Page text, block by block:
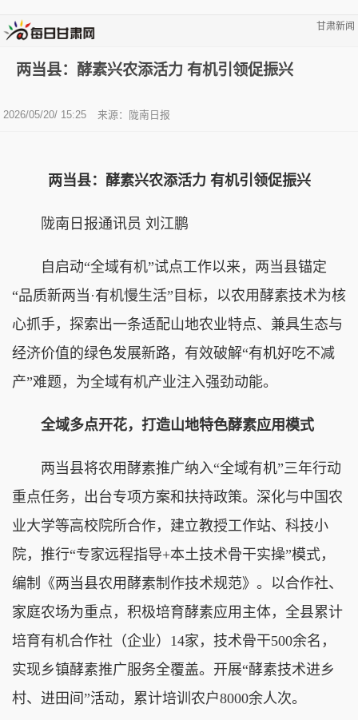
甘肃新闻
两当县：酵素兴农添活力 有机引领促振兴
2026/05/20/ 15:25 来源：陇南日报
两当县：酵素兴农添活力 有机引领促振兴
陇南日报通讯员 刘江鹏
自启动“全域有机”试点工作以来，两当县锚定
“品质新两当·有机慢生活”目标，以农用酵素技术为核
心抓手，探索出一条适配山地农业特点、兼具生态与
经济价值的绿色发展新路，有效破解“有机好吃不减
产”难题，为全域有机产业注入强劲动能。
全域多点开花，打造山地特色酵素应用模式
两当县将农用酵素推广纳入“全域有机”三年行动
重点任务，出台专项方案和扶持政策。深化与中国农
业大学等高校院所合作，建立教授工作站、科技小
院，推行“专家远程指导+本土技术骨干实操”模式，
编制《两当县农用酵素制作技术规范》。以合作社、
家庭农场为重点，积极培育酵素应用主体，全县累计
培育有机合作社（企业）14家，技术骨干500余名，
实现乡镇酵素推广服务全覆盖。开展“酵素技术进乡
村、进田间”活动，累计培训农户8000余人次。